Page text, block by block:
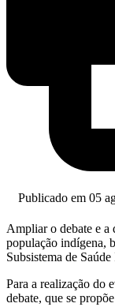
Publicado em 05
Ampliar o debate e a
população indígena,
Subsistema de
Para a realização do
debate, que se